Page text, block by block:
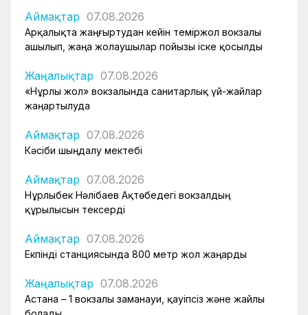
Аймақтар 07.08.2026
Арқалықта жаңғыртудан кейін теміржол вокзалы
ашылып, жаңа жолаушылар пойызы іске қосылды
Жаңалықтар 07.08.2026
«Нұрлы жол» вокзалында санитарлық үй-жайлар
жаңартылуда
Аймақтар 07.08.2026
Кәсіби шыңдалу мектебі
Аймақтар 07.08.2026
Нұрлыбек Нәлібаев Ақтөбедегі вокзалдың
құрылысын тексерді
Аймақтар 07.08.2026
Екпінді станциясында 800 метр жол жаңарды
Жаңалықтар 07.08.2026
Астана – 1 вокзалы заманауи, қауіпсіз және жайлы